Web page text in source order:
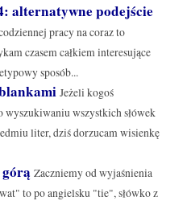
alternatywne podejście
pracy na coraz to
czasem całkiem interesujące
sposób...
Jeżeli kogoś
wyszukiwaniu wszystkich słówek
liter, dziś dorzucam wisienkę
Zaczniemy od wyjaśnienia
to po angielsku "tie", słówko z